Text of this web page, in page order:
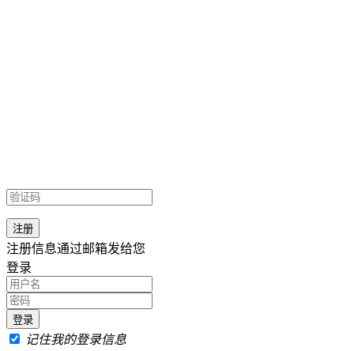
注册信息通过邮箱发给您
登录
记住我的登录信息